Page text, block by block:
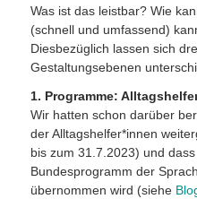
Was ist das leistbar? Wie
(schnell und umfassend)
Diesbezüglich lassen sich
Gestaltungsebenen
1. Programme:
Wir hatten schon darüber
der Alltagshelfer*innen
bis zum 31.7.2023) und
Bundesprogramm der
übernommen wird (siehe